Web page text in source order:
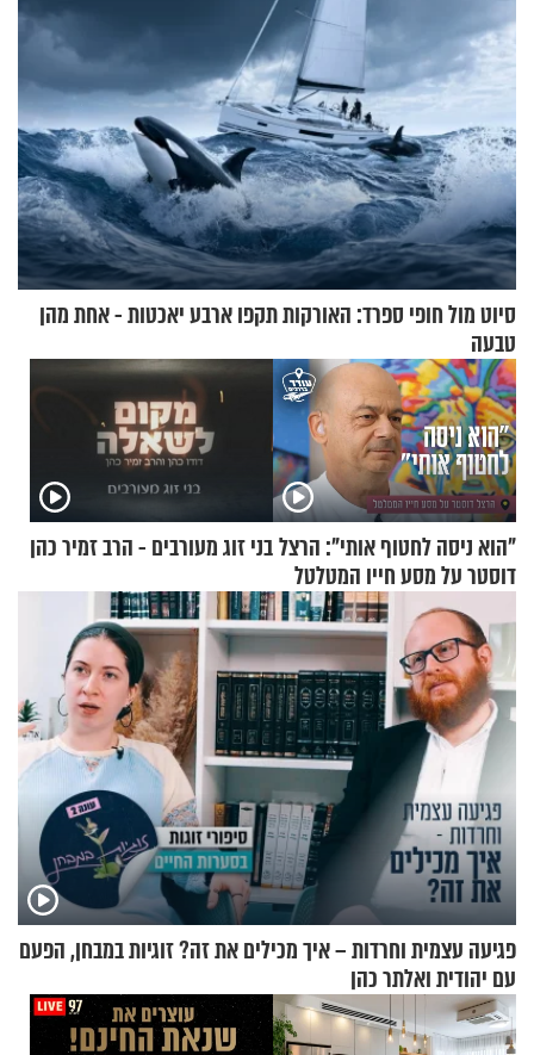
סיוט מול חופי ספרד: האורקות תקפו ארבע יאכטות - אחת מהן
טבעה
"הוא ניסה לחטוף אותי": הרצל
דוסטר על מסע חייו המטלטל
בני זוג מעורבים - הרב זמיר כהן
פגיעה עצמית וחרדות – איך מכילים את זה? זוגיות במבחן, הפעם
עם יהודית ואלתר כהן